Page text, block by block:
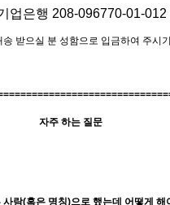
업은행 208-096770-01-012
송 받으실 분 성함으로 입금하여 주시
자주 하는 질문
사람(혹은 명칭)으로 했는데 어떻게 해